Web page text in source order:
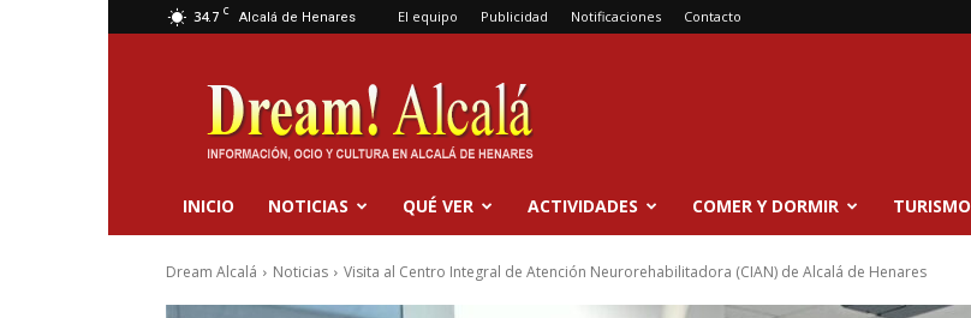
34.7 C Alcalá de Henares El equipo Publicidad Notificaciones Contacto
Dream
Alcalá
INICIO NOTICIAS QUÉ VER ACTIVIDADES COMER Y DORMIR TURISMO
Dream Alcalá Noticias Visita al Centro Integral de Atención Neurorehabilitadora (CIAN) de Alcalá de Henares